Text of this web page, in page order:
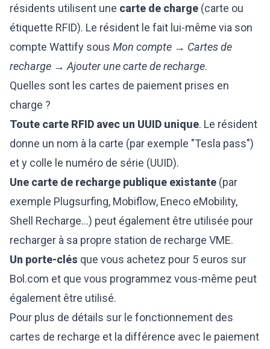
résidents utilisent une carte de charge (carte ou
étiquette RFID). Le résident le fait lui-même via son
compte Wattify sous Mon compte → Cartes de
recharge → Ajouter une carte de recharge.
Quelles sont les cartes de paiement prises en
charge ?
Toute carte RFID avec un UUID unique. Le résident
donne un nom à la carte (par exemple "Tesla pass")
et y colle le numéro de série (UUID).
Une carte de recharge publique existante (par
exemple Plugsurfing, Mobiflow, Eneco eMobility,
Shell Recharge...) peut également être utilisée pour
recharger à sa propre station de recharge VME.
Un porte-clés que vous achetez pour 5 euros sur
Bol.com et que vous programmez vous-même peut
également être utilisé.
Pour plus de détails sur le fonctionnement des
cartes de recharge et la différence avec le paiement